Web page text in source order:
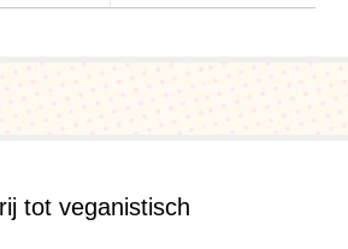
tot veganistisch